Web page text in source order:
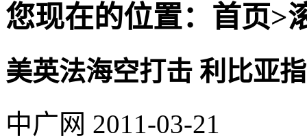
您现在的位置：首页>
美英法海空打击 利比亚
中广网 2011-03-21